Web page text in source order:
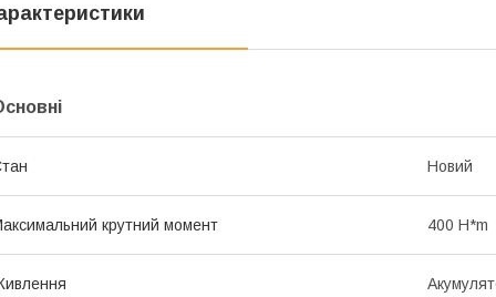
Новий
крутний момент 400 H*m